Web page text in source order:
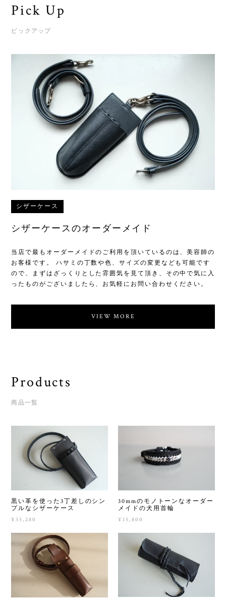
Pick Up
ピックアップ
シザーケース
シザーケースのオーダーメイド
当店で最もオーダーメイドのご利用を頂いているのは、美容師の
お客様です。 ハサミの丁数や色、サイズの変更なども可能です
ので、まずはざっくりとした雰囲気を見て頂き、その中で気に入
ったものがございましたら、お気軽にお問い合わせください。
VIEW MORE
Products
商品一覧
黒い革を使った3丁差しのシン
プルなシザーケース
¥35,280
30mmのモノトーンなオーダー
メイドの犬用首輪
¥15,800